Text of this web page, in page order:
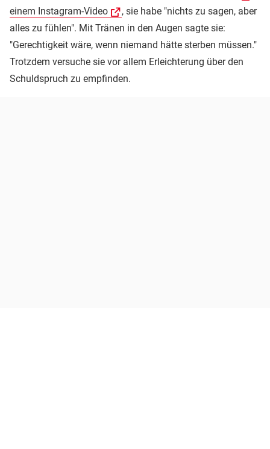
einem Instagram-Video
, sie habe "nichts zu sagen, aber
alles zu fühlen". Mit Tränen in den Augen sagte sie:
"Gerechtigkeit wäre, wenn niemand hätte sterben müssen."
Trotzdem versuche sie vor allem Erleichterung über den
Schuldspruch zu empfinden.